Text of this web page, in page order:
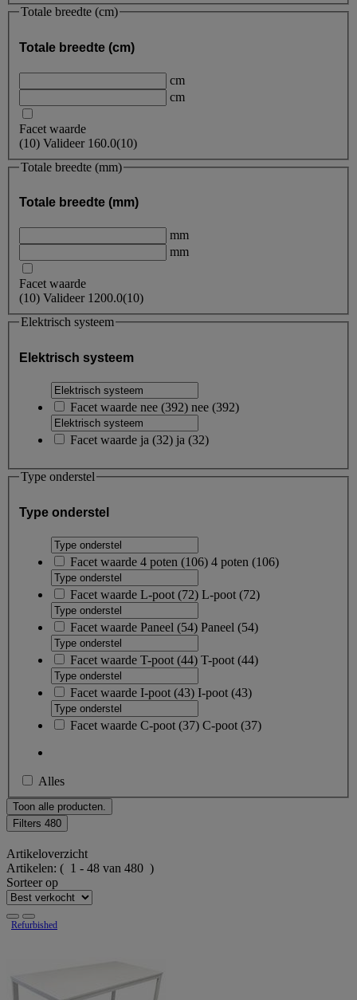
Totale breedte (cm)
Totale breedte (cm)
cm
cm
Facet waarde
(10) Valideer 160.0(10)
Totale breedte (mm)
Totale breedte (mm)
mm
mm
Facet waarde
(10) Valideer 1200.0(10)
Elektrisch systeem
Elektrisch systeem
Facet waarde nee (392) nee (392)
Facet waarde ja (32) ja (32)
Type onderstel
Type onderstel
Facet waarde 4 poten (106) 4 poten (106)
Facet waarde L-poot (72) L-poot (72)
Facet waarde Paneel (54) Paneel (54)
Facet waarde T-poot (44) T-poot (44)
Facet waarde I-poot (43) I-poot (43)
Facet waarde C-poot (37) C-poot (37)
Alles
Toon alle producten.
Filters 480
Artikeloverzicht
Artikelen: ( 1 - 48 van 480 )
Sorteer op